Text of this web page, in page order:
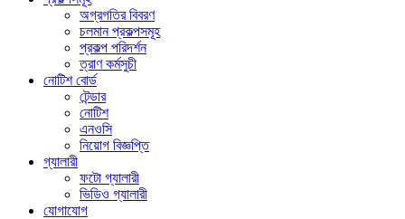
অগ্রগতির বিবরণ
চলমান প্রকল্পসমূহ
প্রকল্প পরিদর্শন
ত্রাণ কর্মসুচী
নোটিশ বোর্ড
টেন্ডার
নোটিশ
এনওসি
নিয়োগ বিজ্ঞপ্তি
গ্যালারী
ফটো গ্যালারী
ভিডিও গ্যালারী
যোগাযোগ